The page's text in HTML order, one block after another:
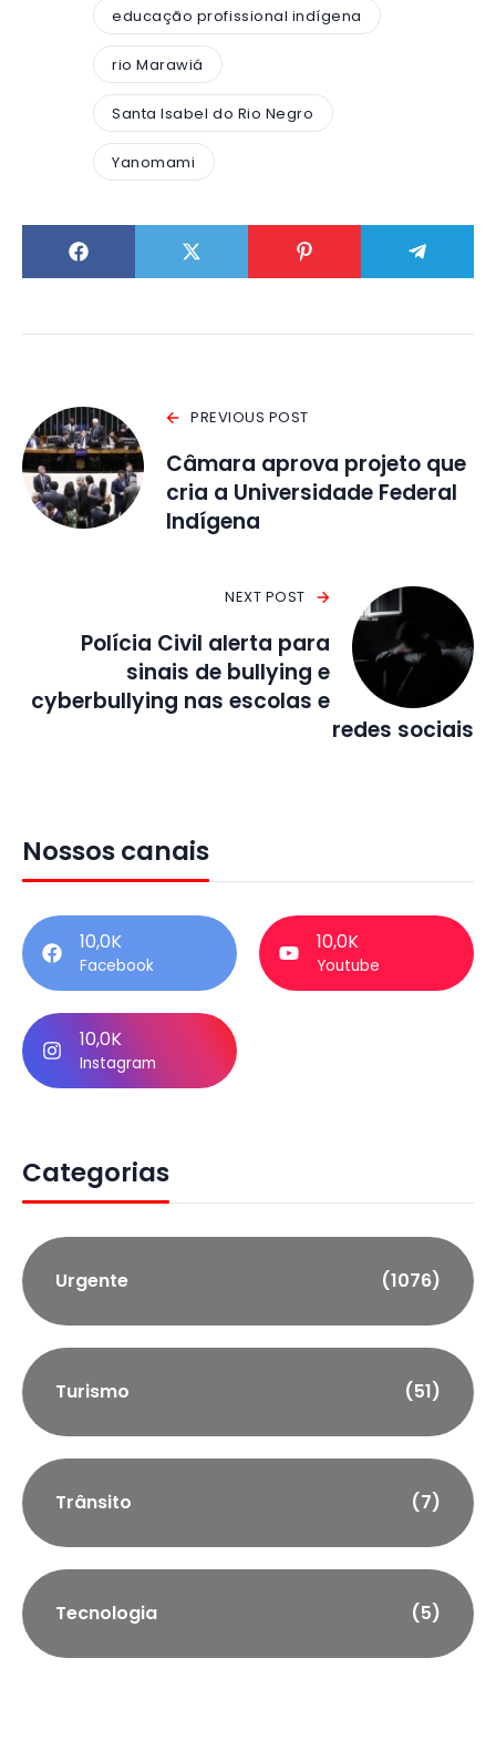
educação profissional indígena
rio Marawiá
Santa Isabel do Rio Negro
Yanomami
PREVIOUS POST
Câmara aprova projeto que
cria a Universidade Federal
Indígena
NEXT POST
Polícia Civil alerta para
sinais de bullying e
cyberbullying nas escolas e
redes sociais
Nossos canais
10,0K
Facebook
10,0K
Youtube
10,0K
Instagram
Categorias
Urgente (1076)
Turismo (51)
Trânsito (7)
Tecnologia (5)